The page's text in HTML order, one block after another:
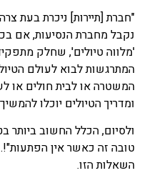
"חברת [תיירות] ניכרת בעת
נקבל מחברת הנסיעות, אם
'מלווה טיולים', שחלק
המתרגשות לבוא לעולם
המשטרה או לבית חולים או
ומדריך הטיולים יוכלו
ולסיום, הכלל החשוב ביותר
טובה זה כאשר אין הפתעות"!.
השאלות הזו.